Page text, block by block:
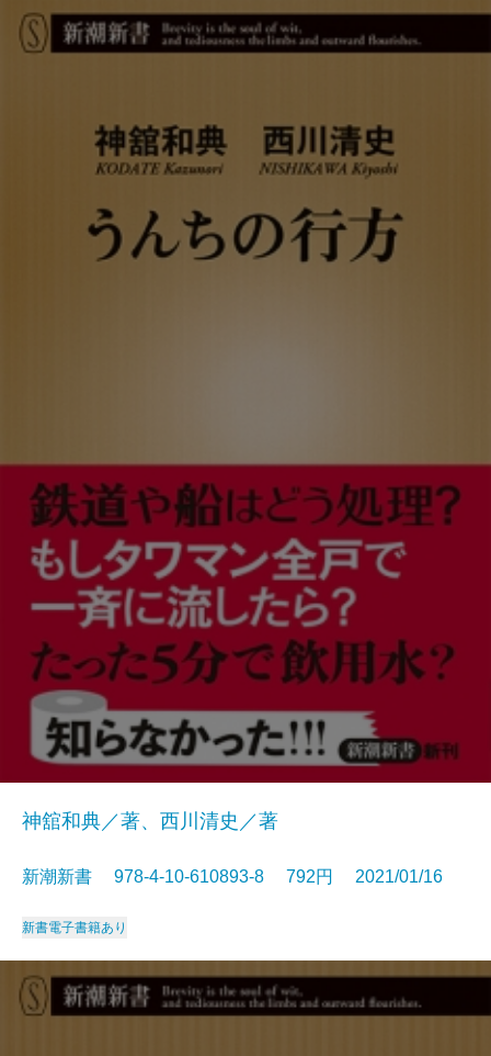
神舘和典／著、西川清史／著
新潮新書 978-4-10-610893-8 792円 2021/01/16
新書電子書籍あり